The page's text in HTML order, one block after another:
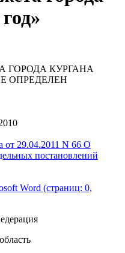
ГОРОДА КУРГАНА
НЕ ОПРЕДЕЛЕН
29.04.2011 N 66 О
постановлений
Word (страниц: 0,